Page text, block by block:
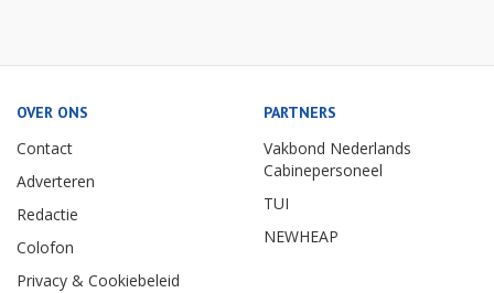
OVER ONS
Contact
Adverteren
Redactie
Colofon
Privacy & Cookiebeleid
PARTNERS
Vakbond Nederlands
Cabinepersoneel
TUI
NEWHEAP